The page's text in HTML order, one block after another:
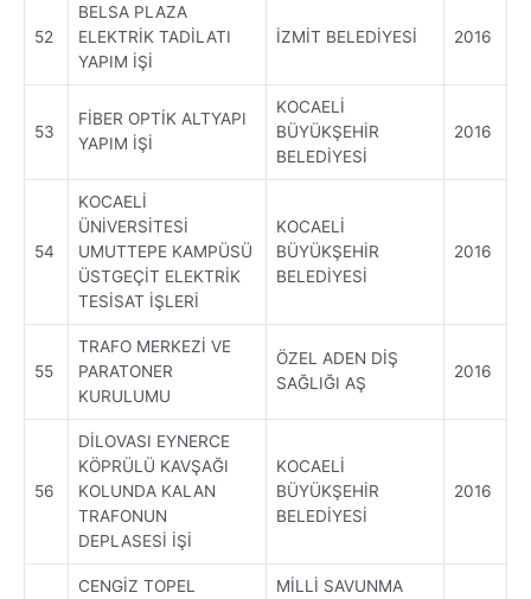
52
BELSA PLAZA
ELEKTRİK TADİLATI
YAPIM İŞİ
İZMİT BELEDİYESİ 2016
53
FİBER OPTİK ALTYAPI
YAPIM İŞİ
KOCAELİ
BÜYÜKŞEHİR
BELEDİYESİ
2016
54
KOCAELİ
ÜNİVERSİTESİ
UMUTTEPE KAMPÜSÜ
ÜSTGEÇİT ELEKTRİK
TESİSAT İŞLERİ
KOCAELİ
BÜYÜKŞEHİR
BELEDİYESİ
2016
55
TRAFO MERKEZİ VE
PARATONER
KURULUMU
ÖZEL ADEN DİŞ
SAĞLIĞI AŞ
2016
56
DİLOVASI EYNERCE
KÖPRÜLÜ KAVŞAĞI
KOLUNDA KALAN
TRAFONUN
DEPLASESİ İŞİ
KOCAELİ
BÜYÜKŞEHİR
BELEDİYESİ
2016
CENGİZ TOPEL
MİLLİ SAVUNMA